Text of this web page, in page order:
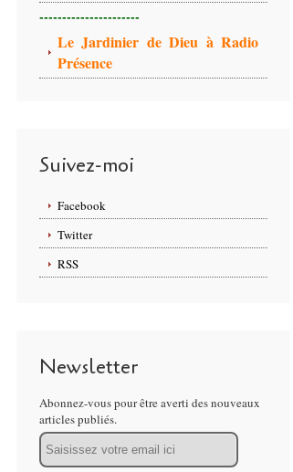
----------------------
Le Jardinier de Dieu à Radio
Présence
Suivez-moi
Facebook
Twitter
RSS
Newsletter
Abonnez-vous pour être averti des nouveaux
articles publiés.
Email